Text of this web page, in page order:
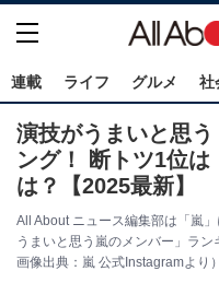
連載 ライフ グルメ 社
演技がうまいと思
ング！ 断トツ1位
は？【2025最新】
All About ニュース編集部は「嵐
うまいと思う嵐のメンバー」ラ
画像出典：嵐 公式Instagramより）